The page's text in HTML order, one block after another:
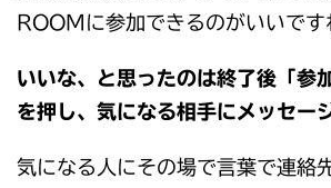
ROOMに参加できるのがいいです
いいな、と思ったのは終了後「参
を押し、気になる相手にメッセー
気になる人にその場で言葉で連絡